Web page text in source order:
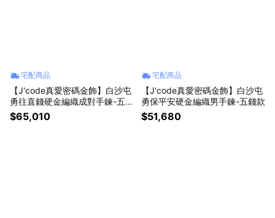
宅配商品
【J'code真愛密碼金飾】白沙屯
勇往直錢硬金編織成對手鍊-五錢
款
$65,010
宅配商品
【J'code真愛密碼金飾】白沙屯
勇保平安硬金編織男手鍊-五錢款
$51,680